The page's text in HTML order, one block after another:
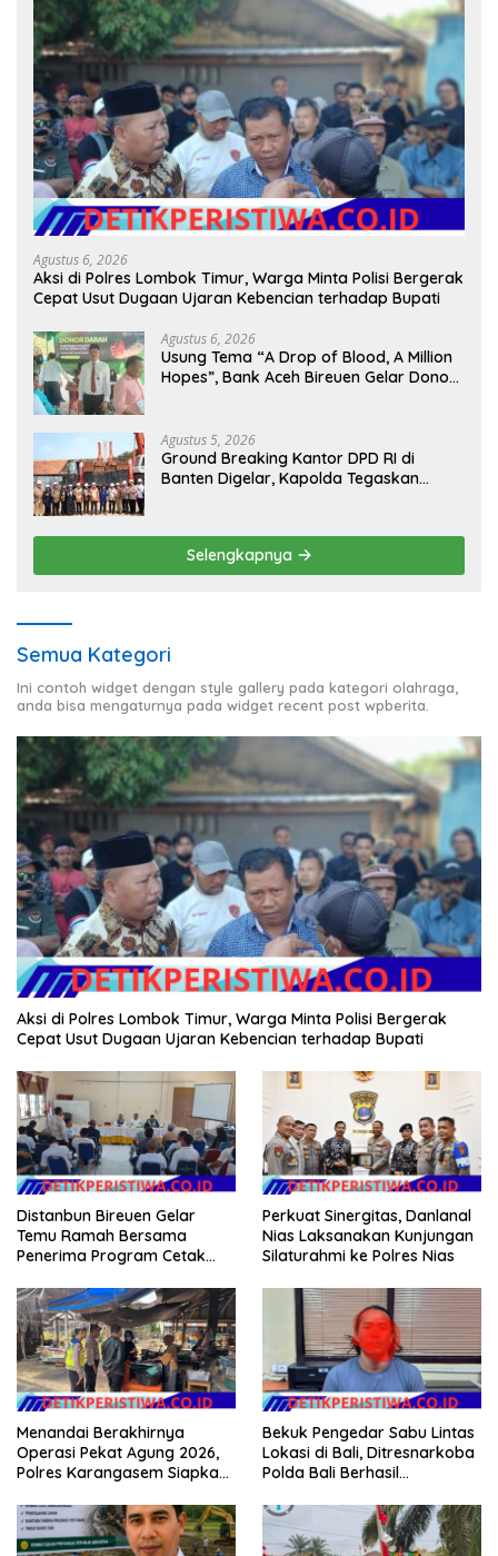
Agustus 6, 2026
Aksi di Polres Lombok Timur, Warga Minta Polisi Bergerak
Cepat Usut Dugaan Ujaran Kebencian terhadap Bupati
Agustus 6, 2026
Usung Tema “A Drop of Blood, A Million
Hopes”, Bank Aceh Bireuen Gelar Donor
Agustus 5, 2026
Ground Breaking Kantor DPD RI di
Banten Digelar, Kapolda Tegaskan
Selengkapnya
Semua Kategori
Ini contoh widget dengan style gallery pada kategori olahraga,
anda bisa mengaturnya pada widget recent post wpberita.
Aksi di Polres Lombok Timur, Warga Minta Polisi Bergerak
Cepat Usut Dugaan Ujaran Kebencian terhadap Bupati
Distanbun Bireuen Gelar
Temu Ramah Bersama
Penerima Program Cetak
Klarifikasi Isu Hoax
Perkuat Sinergitas, Danlanal
Nias Laksanakan Kunjungan
Silaturahmi ke Polres Nias
Menandai Berakhirnya
Operasi Pekat Agung 2026,
Polres Karangasem Siapkan
Harkamtibmas
Bekuk Pengedar Sabu Lintas
Lokasi di Bali, Ditresnarkoba
Polda Bali Berhasil
Seberat 123 Gram Lebih